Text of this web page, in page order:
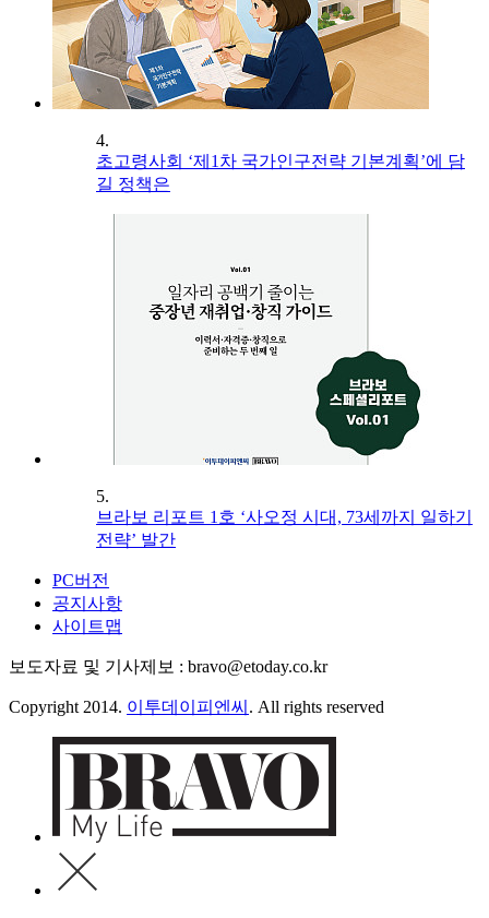
4.
초고령사회 ‘제1차 국가인구전략 기본계획’에 담
길 정책은
5.
브라보 리포트 1호 ‘사오정 시대, 73세까지 일하기
전략’ 발간
PC버전
공지사항
사이트맵
보도자료 및 기사제보 : bravo@etoday.co.kr
Copyright 2014. 이투데이피엔씨 . All rights reserved